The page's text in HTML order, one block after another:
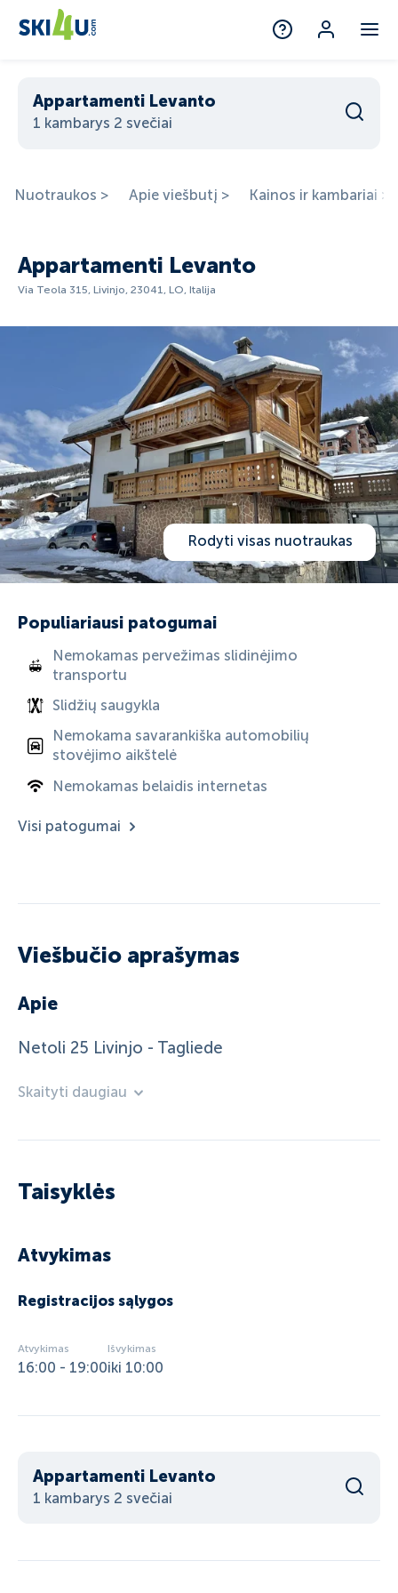
Appartamenti Levanto
1 kambarys 2 svečiai
Nuotraukos > Apie viešbutį > Kainos ir kambariai >
Appartamenti Levanto
Via Teola 315, Livinjo, 23041, LO, Italija
Rodyti visas nuotraukas
Populiariausi patogumai
Nemokamas pervežimas slidinėjimo
transportu
Slidžių saugykla
Nemokama savarankiška automobilių
stovėjimo aikštelė
Nemokamas belaidis internetas
Visi patogumai
Viešbučio aprašymas
Apie
Netoli 25 Livinjo - Tagliede
Skaityti daugiau
Taisyklės
Atvykimas
Registracijos sąlygos
Atvykimas
16:00 - 19:00
Išvykimas
iki 10:00
Appartamenti Levanto
1 kambarys 2 svečiai